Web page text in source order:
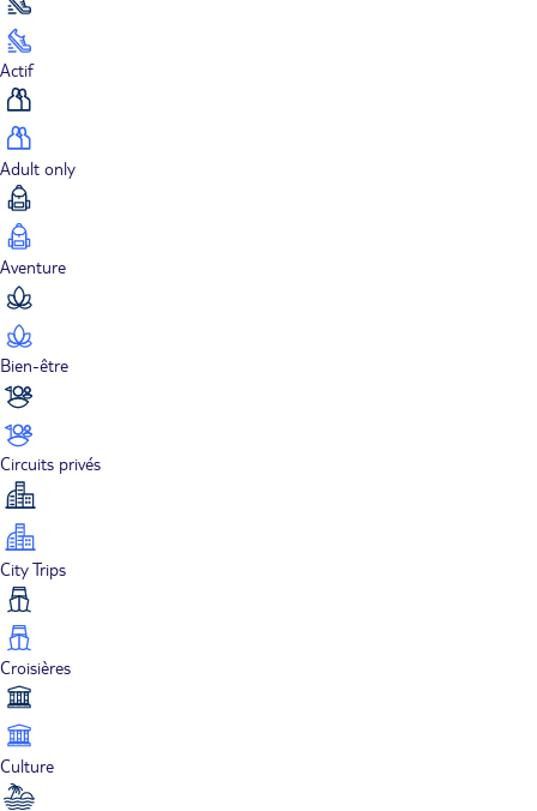
Actif
Adult only
Aventure
Bien-être
Circuits privés
City Trips
Croisières
Culture